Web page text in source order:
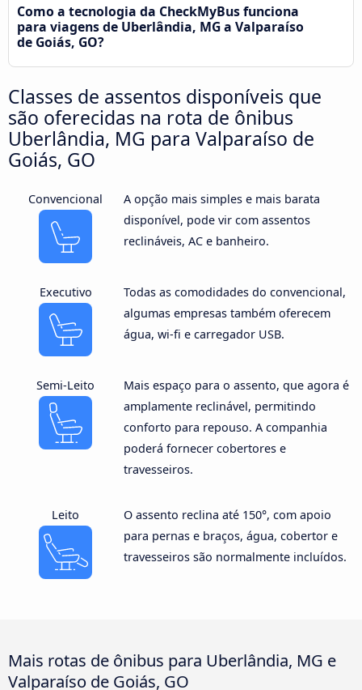
Como a tecnologia da CheckMyBus funciona
para viagens de Uberlândia, MG a Valparaíso
de Goiás, GO?
Classes de assentos disponíveis que
são oferecidas na rota de ônibus
Uberlândia, MG para Valparaíso de
Goiás, GO
Convencional
A opção mais simples e mais barata
disponível, pode vir com assentos
reclináveis, AC e banheiro.
Executivo
Todas as comodidades do convencional,
algumas empresas também oferecem
água, wi-fi e carregador USB.
Semi-Leito
Mais espaço para o assento, que agora é
amplamente reclinável, permitindo
conforto para repouso. A companhia
poderá fornecer cobertores e
travesseiros.
Leito
O assento reclina até 150°, com apoio
para pernas e braços, água, cobertor e
travesseiros são normalmente incluídos.
Mais rotas de ônibus para Uberlândia, MG e
Valparaíso de Goiás, GO